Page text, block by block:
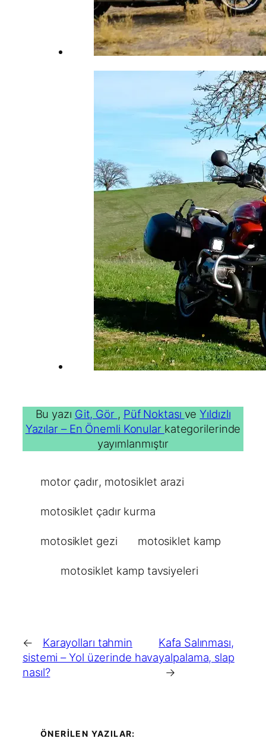
Bu yazı Git, Gör , Püf Noktası veYıldızlı
Yazılar – En Önemli Konular kategorilerinde
yayımlanmıştır
motor çadır, motosiklet arazi
motosiklet çadır kurma
motosiklet gezi motosiklet kamp
motosiklet kamp tavsiyeleri
←
Karayolları tahmin
sistemi – Yol üzerinde hava
nasıl?
Kafa Salınması,
yalpalama, slap
→
ÖNERİLEN YAZILAR: